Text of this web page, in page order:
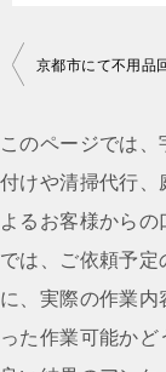
投
ナ
ビ
ゲ
ー
シ
ョ
このページでは
付けや清掃代行、
よるお客様から
では、ご依頼予
に、実際の作業
った作業可能かど